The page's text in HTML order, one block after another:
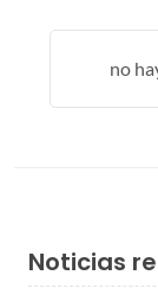
no
Noticias